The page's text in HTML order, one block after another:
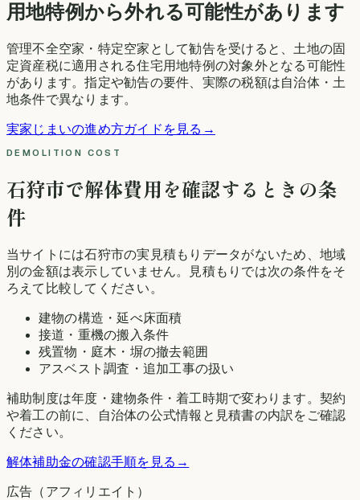
用地特例から外れる可能性があります
管理不全空家・特定空家として勧告を受けると、土地の固
定資産税に適用される住宅用地特例の対象外となる可能性
があります。指定や勧告の要件、実際の税額は自治体・土
地条件で異なります。
実家じまいの進め方ガイドを見る →
DEMOLITION COST
石狩市で解体費用を確認するときの条
件
当サイトには石狩市の実見積もりデータがないため、地域
別の金額は表示していません。見積もりでは次の条件をそ
ろえて比較してください。
建物の構造・延べ床面積
接道・重機の搬入条件
残置物・庭木・塀の撤去範囲
アスベスト調査・追加工事の扱い
補助制度は年度・建物条件・着工時期で変わります。契約
や着工の前に、自治体の公式情報と見積書の内訳をご確認
ください。
解体補助金の確認手順を見る →
広告（アフィリエイト）